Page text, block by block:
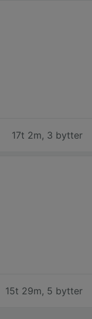
17t 2m, 3 bytter
15t 29m, 5 bytter